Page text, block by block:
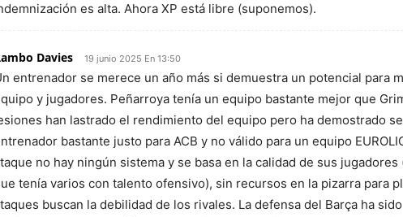
es alta. Ahora XP está libre (suponemos).
Davies 19 junio 2025 En 13:50
entrenador se merece un año más si demuestra un potencial para
y jugadores. Peñarroya tenía un equipo bastante mejor que
han lastrado el rendimiento del equipo pero ha demostrado
bastante justo para ACB y no válido para un equipo
no hay ningún sistema y se basa en la calidad de sus jugadores
tenía varios con talento ofensivo), sin recursos en la pizarra para
buscan la debilidad de los rivales. La defensa del Barça ha sido